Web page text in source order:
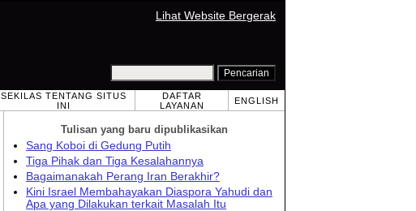
Lihat Website Bergerak
SEKILAS TENTANG SITUS
INI
DAFTAR
LAYANAN
ENGLISH
Tulisan yang baru dipublikasikan
Sang Koboi di Gedung Putih
Tiga Pihak dan Tiga Kesalahannya
Bagaimanakah Perang Iran Berakhir?
Kini Israel Membahayakan Diaspora Yahudi dan
Apa yang Dilakukan terkait Masalah Itu